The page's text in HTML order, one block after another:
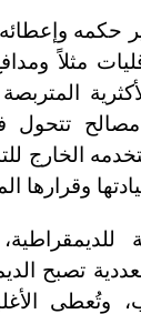
حكمه
مثلاً
مصالح
الخارج
وقرارها
تصبح
وتُعطى